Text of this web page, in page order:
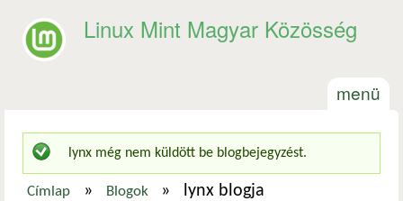
Linux Mint Magyar Közösség
menü
Állapotüzenet
lynx még nem küldött be blogbejegyzést.
Címlap » Blogok » lynx blogja